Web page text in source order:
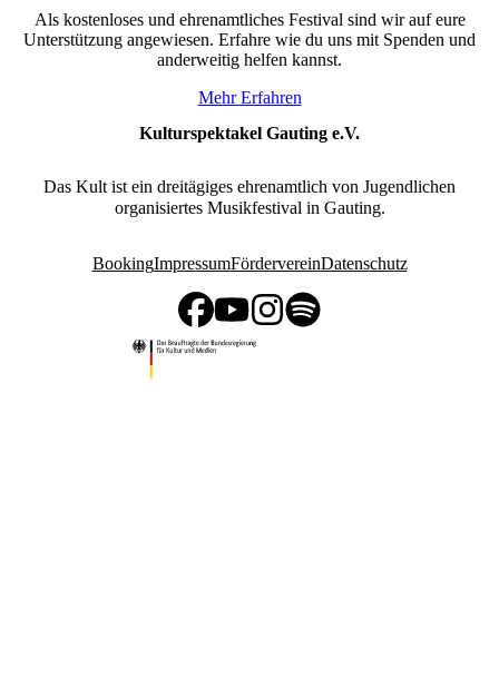
Als kostenloses und ehrenamtliches Festival sind wir auf eure
Unterstützung angewiesen. Erfahre wie du uns mit Spenden und
anderweitig helfen kannst.
Mehr Erfahren
Kulturspektakel Gauting e.V.
Das Kult ist ein dreitägiges ehrenamtlich von Jugendlichen
organisiertes Musikfestival in Gauting.
BookingImpressumFördervereinDatenschutz